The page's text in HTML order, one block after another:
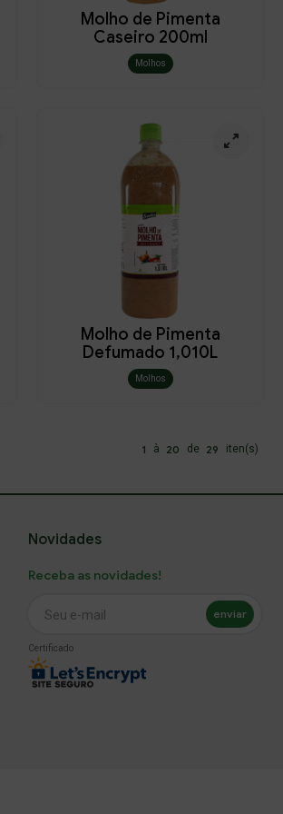
Molho de Pimenta
Caseiro 200ml
Molhos
Molho de Pimenta
Defumado 1,010L
Molhos
1 à 20 de 29 iten(s)
Novidades
Receba as novidades!
Seu e-mail enviar
Certificado